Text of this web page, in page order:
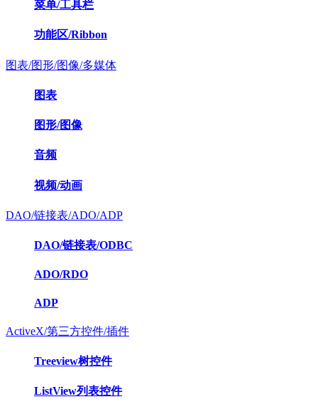
菜单/工具栏
功能区/Ribbon
图表/图形/图像/多媒体
图表
图形/图像
音频
视频/动画
DAO/链接表/ADO/ADP
DAO/链接表/ODBC
ADO/RDO
ADP
ActiveX/第三方控件/插件
Treeview树控件
ListView列表控件